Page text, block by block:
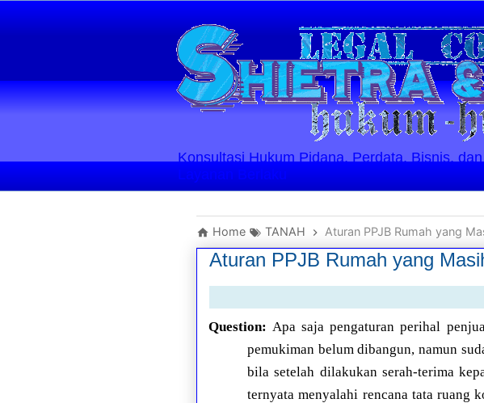
Konsultasi Hukum Pidana, Perdata, Bisnis,
Layanan Berlaku
Home TANAH Aturan PPJB Rumah yang
Aturan PPJB Rumah yang
Question: Apa saja pengaturan perihal
pemukiman belum dibangun, namun
bila setelah dilakukan serah-terima
ternyata menyalahi rencana tata ruang